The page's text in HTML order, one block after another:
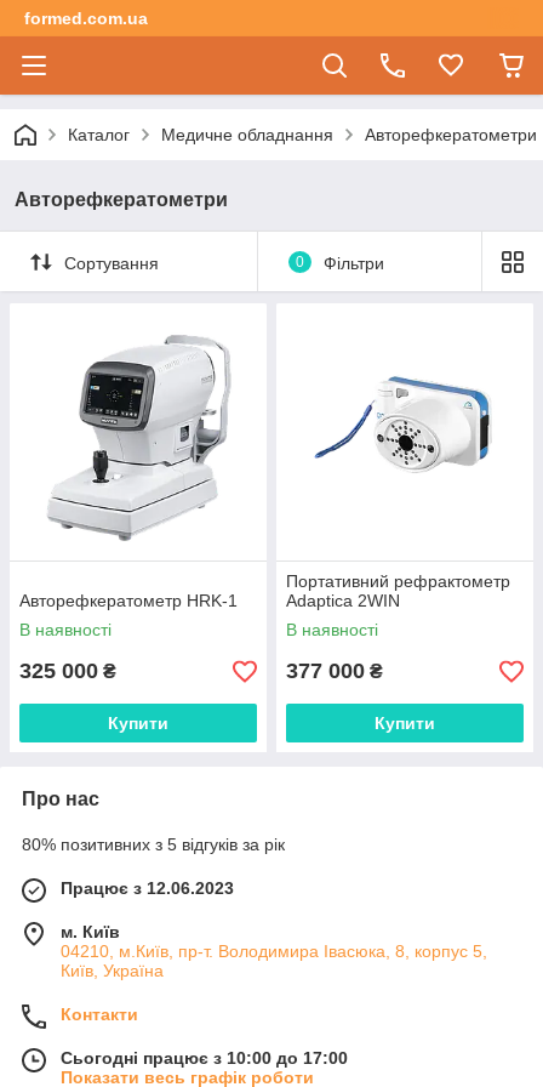
formed.com.ua
Каталог Медичне обладнання Авторефкератометри
Авторефкератометри
Сортування 0 Фільтри
Авторефкератометр HRK-1
В наявності
325 000 ₴
Купити
Портативний рефрактометр
Adaptica 2WIN
В наявності
377 000 ₴
Купити
Про нас
80% позитивних з 5 відгуків за рік
Працює з 12.06.2023
м. Київ
04210, м.Київ, пр-т. Володимира Івасюка, 8, корпус 5,
Київ, Україна
Контакти
Сьогодні працює з 10:00 до 17:00
Показати весь графік роботи